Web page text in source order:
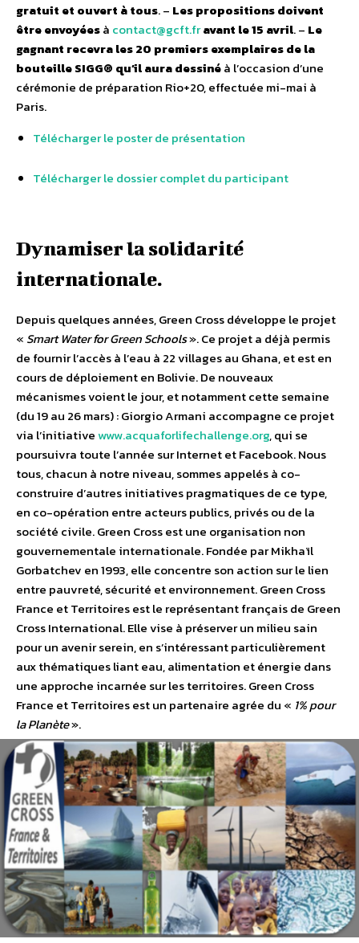
gratuit et ouvert à tous. – Les propositions doivent
être envoyéesà contact@gcft.fravant le 15 avril. – Le
gagnant recevra les 20 premiers exemplaires de la
bouteille SIGG® qu’il aura dessinéà l’occasion d’une
cérémonie de préparation Rio+20, effectuée mi-mai à
Paris.
Télécharger le poster de présentation
Télécharger le dossier complet du participant
Dynamiser la solidarité
internationale.
Depuis quelques années, Green Cross développe le projet
« Smart Water for Green Schools». Ce projet a déjà permis
de fournir l’accès à l’eau à 22 villages au Ghana, et est en
cours de déploiement en Bolivie. De nouveaux
mécanismes voient le jour, et notamment cette semaine
(du 19 au 26 mars) : Giorgio Armani accompagne ce projet
via l’initiativewww.acquaforlifechallenge.org, qui se
poursuivra toute l’année sur Internet et Facebook. Nous
tous, chacun à notre niveau, sommes appelés à co-
construire d’autres initiatives pragmatiques de ce type,
en co-opération entre acteurs publics, privés ou de la
société civile. Green Cross est une organisation non
gouvernementale internationale. Fondée par Mikhaïl
Gorbatchev en 1993, elle concentre son action sur le lien
entre pauvreté, sécurité et environnement. Green Cross
France et Territoires est le représentant français de Green
Cross International. Elle vise à préserver un milieu sain
pour un avenir serein, en s’intéressant particulièrement
aux thématiques liant eau, alimentation et énergie dans
une approche incarnée sur les territoires. Green Cross
France et Territoires est un partenaire agrée du « 1% pour
la Planète».